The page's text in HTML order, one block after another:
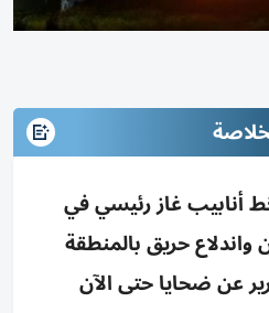
بخط أنابيب غاز رئيسي في
واندلاع حريق بالمنطقة
عن ضحايا حتى الآن